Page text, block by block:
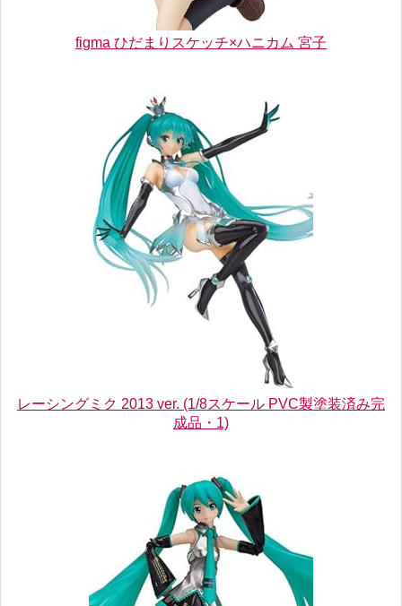
figma ひだまりスケッチ×ハニカム 宮子
レーシングミク 2013 ver. (1/8スケール PVC製塗装済み完
成品・1)